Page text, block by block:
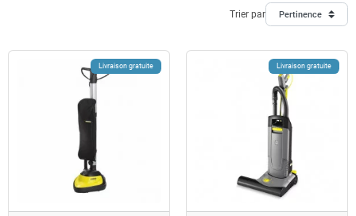
Trier par Pertinence
Livraison gratuite Livraison gratuite